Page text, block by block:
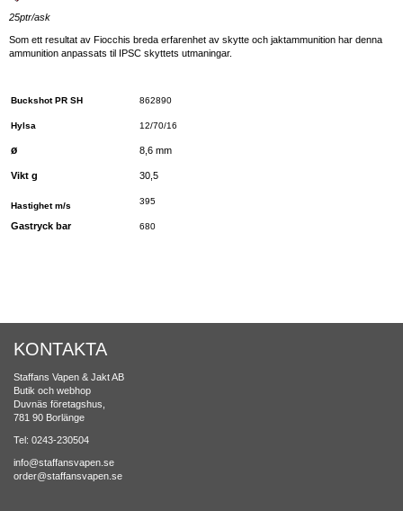
25ptr/ask
Som ett resultat av Fiocchis breda erfarenhet av skytte och jaktammunition har denna
ammunition anpassats til IPSC skyttets utmaningar.
Buckshot PR SH 862890
Hylsa 12/70/16
ø 8,6 mm
Vikt g 30,5
Hastighet m/s 395
Gastryck bar 680
KONTAKTA
Staffans Vapen & Jakt AB
Butik och webhop
Duvnäs företagshus,
781 90 Borlänge
Tel: 0243-230504
info@staffansvapen.se
order@staffansvapen.se